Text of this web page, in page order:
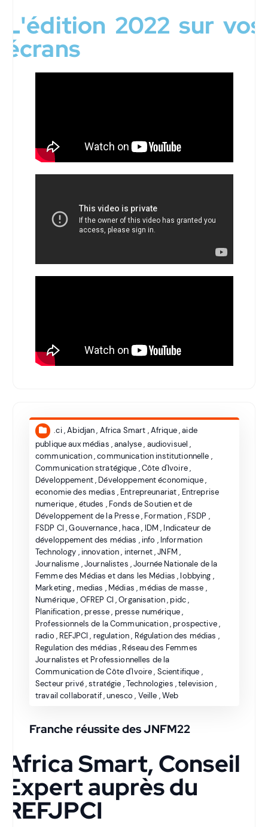
L'édition 2022 sur vos
écrans
.ci,Abidjan, Africa Smart ,Afrique,aide
publique aux médias ,analyse, audiovisuel ,
communication,communication institutionnelle ,
Communication stratégique ,Côte d'Ivoire,
Développement, Développement économique,
economie des medias , Entrepreunariat, Entreprise
numerique, études , Fonds de Soutien et de
Développement de la Presse, Formation , FSDP ,
FSDP CI ,Gouvernance,haca, IDM , Indicateur de
développement des médias , info , Information
Technology , innovation, internet,JNFM ,
Journalisme ,Journalistes ,Journée Nationale de la
Femme des Médias et dans les Médias ,lobbying ,
Marketing, medias , Médias ,médias de masse ,
Numérique, OFREP CI ,Organisation,pidc,
Planification,presse, presse numérique,
Professionnels de la Communication,prospective,
radio , REFJPCI , regulation, Régulation des médias ,
Regulation des médias , Réseau des Femmes
Journalistes et Professionnelles de la
Communication de Côte d'Ivoire, Scientifique ,
Secteur privé,stratégie ,Technologies ,television ,
travail collaboratif,unesco , Veille ,Web
Franche réussite des JNFM22
Africa Smart, Conseil
Expert auprès du
REFJPCI